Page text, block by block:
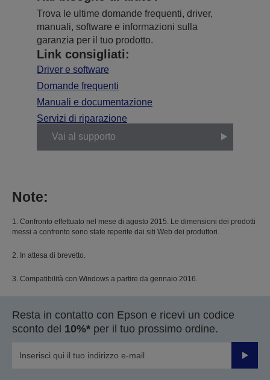
Trova le ultime domande frequenti, driver,
manuali, software e informazioni sulla
garanzia per il tuo prodotto.
Link consigliati:
Driver e software
Domande frequenti
Manuali e documentazione
Servizi di riparazione
Vai al supporto
Note:
1. Confronto effettuato nel mese di agosto 2015. Le dimensioni dei prodotti
messi a confronto sono state reperite dai siti Web dei produttori.
2. In attesa di brevetto.
3. Compatibilità con Windows a partire da gennaio 2016.
Resta in contatto con Epson e ricevi un codice
sconto del 10%* per il tuo prossimo ordine.
Invia